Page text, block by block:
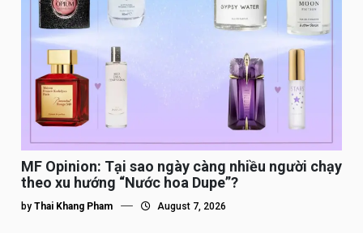
MF Opinion: Tại sao ngày càng nhiều người chạy
theo xu hướng “Nước hoa Dupe”?
by Thai Khang Pham August 7, 2026